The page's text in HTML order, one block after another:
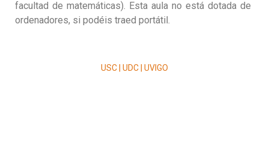
facultad de matemáticas). Esta aula no está dotada de
ordenadores, si podéis traed portátil.
USC | UDC | UVIGO